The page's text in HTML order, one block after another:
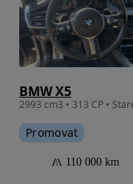
BMW X5
2993 cm3 • 313 CP •
Promovat
110 000 km